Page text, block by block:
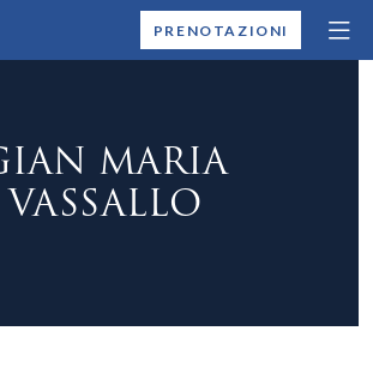
PRENOTAZIONI
MARIA
VASSALLO